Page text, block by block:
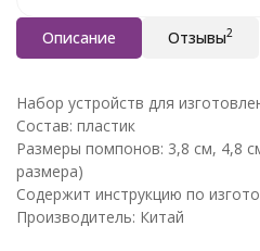
Описание Отзывы2
Набор устройств для
Состав: пластик
Размеры помпонов: 3,8 см, 4,8
размера)
Содержит инструкцию по
Производитель: Китай